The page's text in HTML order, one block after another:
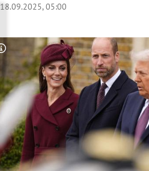
Untermenü
Untermenü
Untermenü
Untermenü
Untermenü
Untermenü
18.09.2025, 05:00
Copyright-Hinweis öffnen/schließen